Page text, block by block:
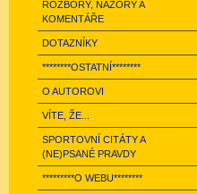
ROZBORY, NÁZORY A
KOMENTÁŘE
DOTAZNÍKY
********OSTATNÍ********
O AUTOROVI
VÍTE, ŽE...
SPORTOVNÍ CITÁTY A
(NE)PSANÉ PRAVDY
*********O WEBU********